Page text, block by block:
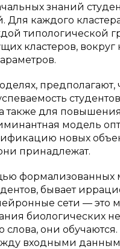
знаний
Для каждого
типологической
кластеров,
предполагают,
также для
модель
новых
принадлежат.
формализованных
бывает
сети — это
биологических
они
входными